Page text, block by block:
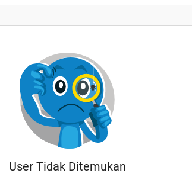
User Tidak Ditemukan